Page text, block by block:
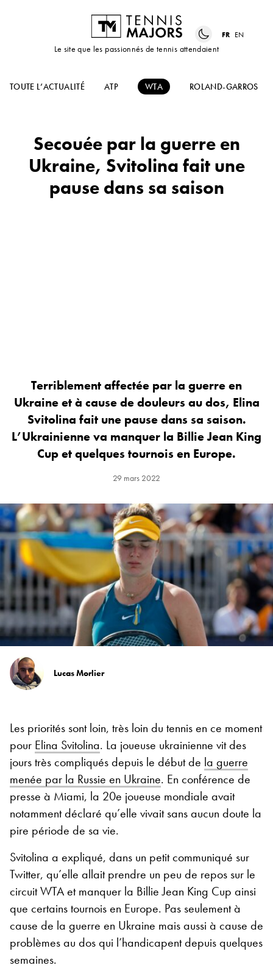
Le site que les passionnés de tennis attendaient
FR EN
TOUTE L’ACTUALITÉ ATP WTA ROLAND-GARROS
Secouée par la guerre en
Ukraine, Svitolina fait une
pause dans sa saison
Terriblement affectée par la guerre en
Ukraine et à cause de douleurs au dos, Elina
Svitolina fait une pause dans sa saison.
L’Ukrainienne va manquer la Billie Jean King
Cup et quelques tournois en Europe.
29 mars 2022
Lucas Morlier
Les priorités sont loin, très loin du tennis en ce moment
pour Elina Svitolina. La joueuse ukrainienne vit des
jours très compliqués depuis le début de la guerre
menée par la Russie en Ukraine. En conférence de
presse à Miami, la 20e joueuse mondiale avait
notamment déclaré qu’elle vivait sans aucun doute la
pire période de sa vie.
Svitolina a expliqué, dans un petit communiqué sur
Twitter, qu’elle allait prendre un peu de repos sur le
circuit WTA et manquer la Billie Jean King Cup ainsi
que certains tournois en Europe. Pas seulement à
cause de la guerre en Ukraine mais aussi à cause de
problèmes au dos qui l’handicapent depuis quelques
semaines.